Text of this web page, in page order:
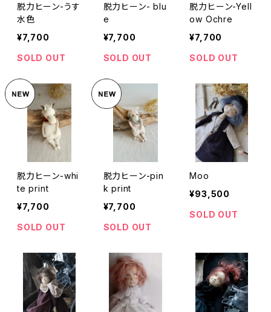
脱力ヒーン-うす
水色
¥7,700
SOLD OUT
脱力ヒーン- blu
e
¥7,700
SOLD OUT
脱力ヒーン-Yell
ow Ochre
¥7,700
SOLD OUT
脱力ヒーン-whi
te print
¥7,700
SOLD OUT
脱力ヒーン-pin
k print
¥7,700
SOLD OUT
Moo
¥93,500
SOLD OUT